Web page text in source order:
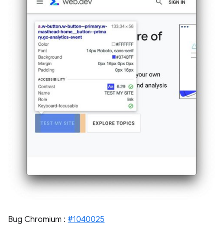
Bug Chromium : #1040025